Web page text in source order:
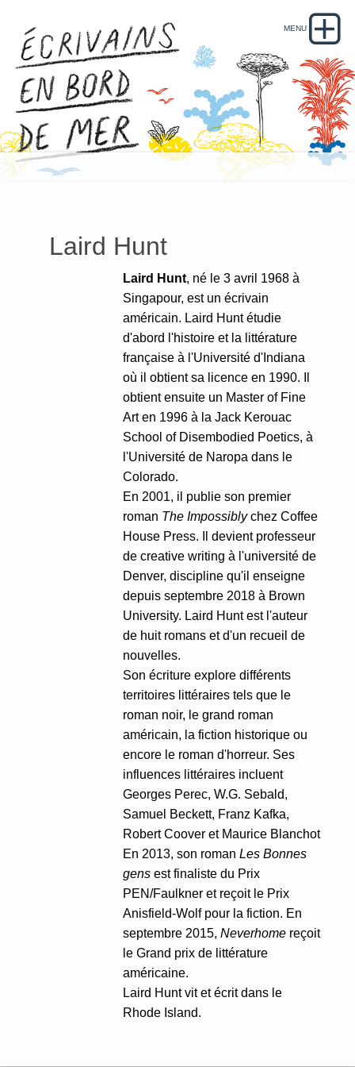
Laird Hunt
Laird Hunt, né le 3 avril 1968 à
Singapour, est un écrivain
américain. Laird Hunt étudie
d'abord l'histoire et la littérature
française à l'Université d'Indiana
où il obtient sa licence en 1990. Il
obtient ensuite un Master of Fine
Art en 1996 à la Jack Kerouac
School of Disembodied Poetics, à
l'Université de Naropa dans le
Colorado.
En 2001, il publie son premier
roman The Impossiblychez Coffee
House Press. Il devient professeur
de creative writing à l'université de
Denver, discipline qu'il enseigne
depuis septembre 2018 à Brown
University. Laird Hunt est l'auteur
de huit romans et d'un recueil de
nouvelles.
Son écriture explore différents
territoires littéraires tels que le
roman noir, le grand roman
américain, la fiction historique ou
encore le roman d'horreur. Ses
influences littéraires incluent
Georges Perec, W.G. Sebald,
Samuel Beckett, Franz Kafka,
Robert Coover et Maurice Blanchot
En 2013, son roman Les Bonnes
gensest finaliste du Prix
PEN/Faulkner et reçoit le Prix
Anisfield-Wolf pour la fiction. En
septembre 2015, Neverhomereçoit
le Grand prix de littérature
américaine.
Laird Hunt vit et écrit dans le
Rhode Island.